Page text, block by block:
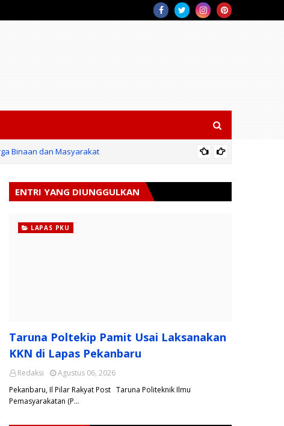
Nusantara Siap Perkuat Kontrol Sosial di Propinsi Riau.
ENTRI YANG DIUNGGULKAN
LAPAS PKU
Taruna Poltekip Pamit Usai Laksanakan
KKN di Lapas Pekanbaru
Redaksi
Agustus 06, 2026
Pekanbaru, Il Pilar Rakyat Post Taruna Politeknik Ilmu
Pemasyarakatan (P…